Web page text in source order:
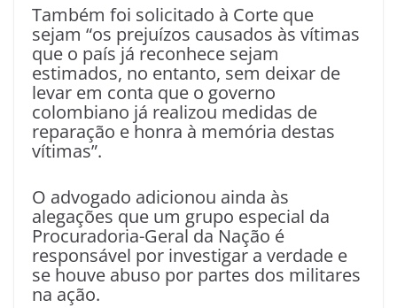
Também foi solicitado à Corte que
sejam “os prejuízos causados às vítimas
que o país já reconhece sejam
estimados, no entanto, sem deixar de
levar em conta que o governo
colombiano já realizou medidas de
reparação e honra à memória destas
vítimas”.
O advogado adicionou ainda às
alegações que um grupo especial da
Procuradoria-Geral da Nação é
responsável por investigar a verdade e
se houve abuso por partes dos militares
na ação.